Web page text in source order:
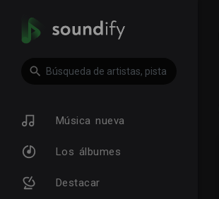
Música nueva
Los álbumes
Destacar